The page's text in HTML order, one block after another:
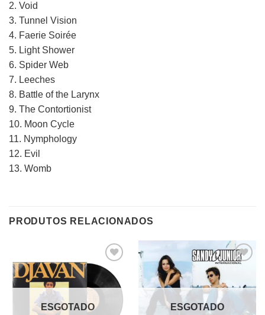
2. Void
3. Tunnel Vision
4. Faerie Soirée
5. Light Shower
6. Spider Web
7. Leeches
8. Battle of the Larynx
9. The Contortionist
10. Moon Cycle
11. Nymphology
12. Evil
13. Womb
PRODUTOS RELACIONADOS
Adicionar
a lista de
desejos
ESGOTADO
Adicionar
a lista de
desejos
ESGOTADO